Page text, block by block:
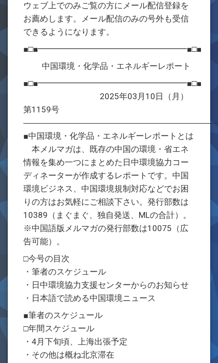
ウェブ上でのみご覧の方にメール配信登録を
お薦めします。メール配信のみの号外も受信
できるようになります。
■□■━━━━━━━━━━━━━━━━━━■□■
中国環境・化学品・エネルギーレポート
■□■━━━━━━━━━━━━━━━━━━■□■
2025年03月10日（月）
第1159号
■中国環境・化学品・エネルギーレポートとは
本メルマガは、既存の中国の環境・省エネ
情報を集め一つにまとめた日中環境協力コー
ディネーターが作成するレポートです。中国
環境ビジネス、中国環境規制対応などでお困
りの方はお気軽にご相談下さい。発行部数は
10389（まぐまぐ、独自発送、MLの合計）。
※中国語版メルマガの発行部数は10075（広
告可能）。
□今号の目次
・筆者のスケジュール
・日中環境協力支援センターからのお知らせ
・日本語で読める中国環境ニュース
■筆者のスケジュール
□年間スケジュール
・4月下旬頃、上海出張予定
・その他は概ね北京滞在